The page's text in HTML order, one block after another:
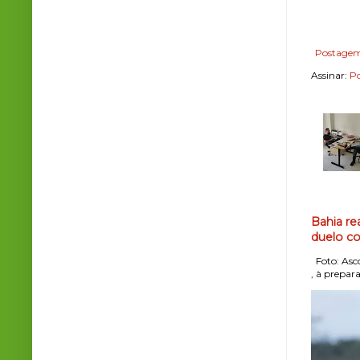
Assinar:
Bahia
duelo
Foto:
, à